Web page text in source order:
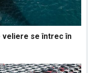
veliere se întrec în